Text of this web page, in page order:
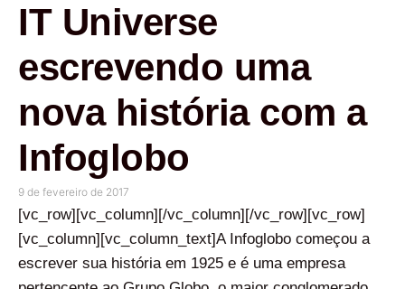
IT Universe
escrevendo uma
nova história com a
Infoglobo
9 de fevereiro de 2017
[vc_row][vc_column][/vc_column][/vc_row][vc_row]
[vc_column][vc_column_text]A Infoglobo começou a
escrever sua história em 1925 e é uma empresa